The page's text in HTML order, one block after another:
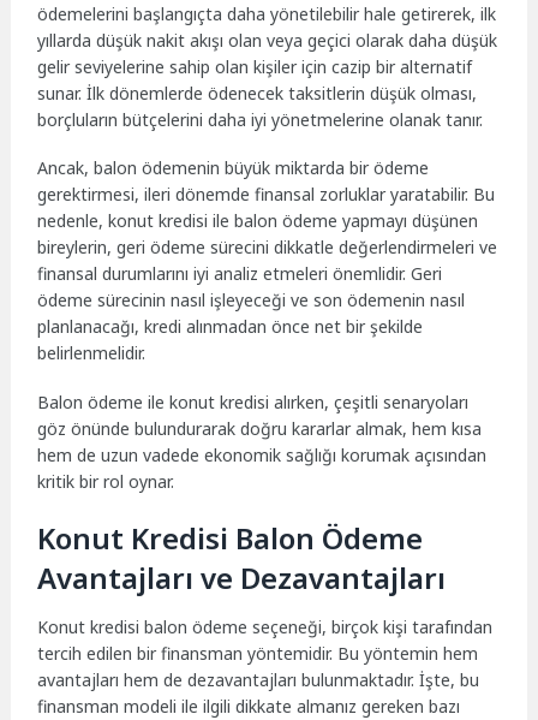
ödemelerini başlangıçta daha yönetilebilir hale getirerek, ilk
yıllarda düşük nakit akışı olan veya geçici olarak daha düşük
gelir seviyelerine sahip olan kişiler için cazip bir alternatif
sunar. İlk dönemlerde ödenecek taksitlerin düşük olması,
borçluların bütçelerini daha iyi yönetmelerine olanak tanır.
Ancak, balon ödemenin büyük miktarda bir ödeme
gerektirmesi, ileri dönemde finansal zorluklar yaratabilir. Bu
nedenle, konut kredisi ile balon ödeme yapmayı düşünen
bireylerin, geri ödeme sürecini dikkatle değerlendirmeleri ve
finansal durumlarını iyi analiz etmeleri önemlidir. Geri
ödeme sürecinin nasıl işleyeceği ve son ödemenin nasıl
planlanacağı, kredi alınmadan önce net bir şekilde
belirlenmelidir.
Balon ödeme ile konut kredisi alırken, çeşitli senaryoları
göz önünde bulundurarak doğru kararlar almak, hem kısa
hem de uzun vadede ekonomik sağlığı korumak açısından
kritik bir rol oynar.
Konut Kredisi Balon Ödeme
Avantajları ve Dezavantajları
Konut kredisi balon ödeme seçeneği, birçok kişi tarafından
tercih edilen bir finansman yöntemidir. Bu yöntemin hem
avantajları hem de dezavantajları bulunmaktadır. İşte, bu
finansman modeli ile ilgili dikkate almanız gereken bazı